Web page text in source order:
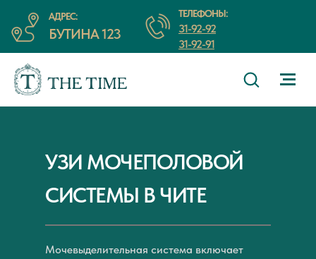
АДРЕС:
БУТИНА 123
ТЕЛЕФОНЫ:
31-92-92
31-92-91
УЗИ МОЧЕПОЛОВОЙ
СИСТЕМЫ В ЧИТЕ
Мочевыделительная система включает